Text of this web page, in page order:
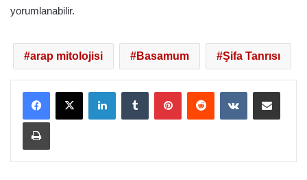
yorumlanabilir.
arap mitolojisi Basamum Şifa Tanrısı
LinkedInTumblr PinterestReddit VKontakteE-Posta ile paylaş
Yazdır